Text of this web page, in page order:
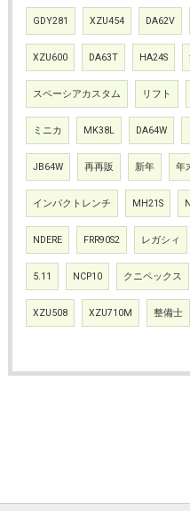
GDY281 XZU454 DA62V
XZU600 DA63T HA24S
スペーシアカスタム リフト
ミニカ MK38L DA64W
JB64W 再再販 新年 年
インパクトレンチ MH21S
NDERE FRR90S2 レガシィ
5.11 NCP10 クニペックス
XZU508 XZU710M 整備士